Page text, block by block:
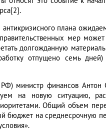
плана
мер
долгожданную
отпущено семь
министр финансов Антон
на новую ситуацию,
Общий объем
бюджет на среднесрочную